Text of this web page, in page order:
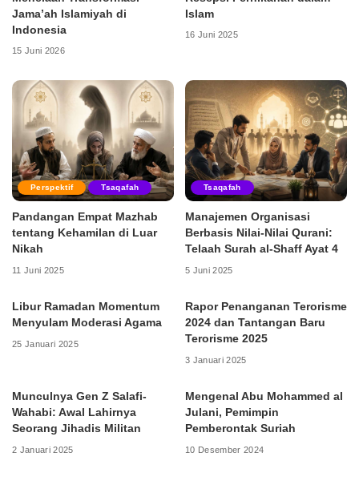
Jama’ah Islamiyah di
Indonesia
15 Juni 2026
Islam
16 Juni 2025
Perspektif Tsaqafah
Pandangan Empat Mazhab
tentang Kehamilan di Luar
Nikah
11 Juni 2025
Tsaqafah
Manajemen Organisasi
Berbasis Nilai-Nilai Qurani:
Telaah Surah al-Shaff Ayat 4
5 Juni 2025
Libur Ramadan Momentum
Menyulam Moderasi Agama
25 Januari 2025
Rapor Penanganan Terorisme
2024 dan Tantangan Baru
Terorisme 2025
3 Januari 2025
Munculnya Gen Z Salafi-
Wahabi: Awal Lahirnya
Seorang Jihadis Militan
2 Januari 2025
Mengenal Abu Mohammed al
Julani, Pemimpin
Pemberontak Suriah
10 Desember 2024